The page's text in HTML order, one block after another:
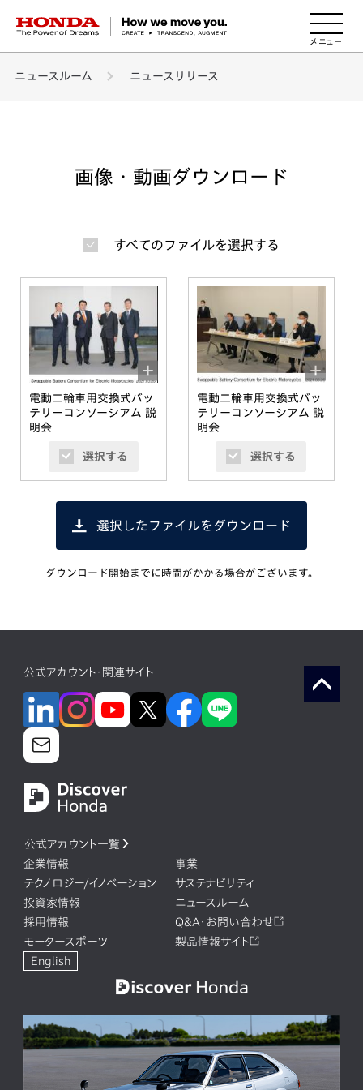
HONDA The Power of Dreams
ニュースルーム ニュースリリース
画像・動画ダウンロード
すべてのファイルを選択する
電動二輪車用交換式バッ
テリーコンソーシアム 説
明会
選択する
電動二輪車用交換式バッ
テリーコンソーシアム 説
明会
選択する
選択したファイルをダウンロード
ダウンロード開始までに時間がかかる場合がございます。
公式アカウント・関連サイト
公式アカウント一覧
企業情報
事業
テクノロジー/イノベーション
サステナビリティ
投資家情報
ニュースルーム
採用情報
Q&A・お問い合わせ
モータースポーツ
製品情報サイト
English